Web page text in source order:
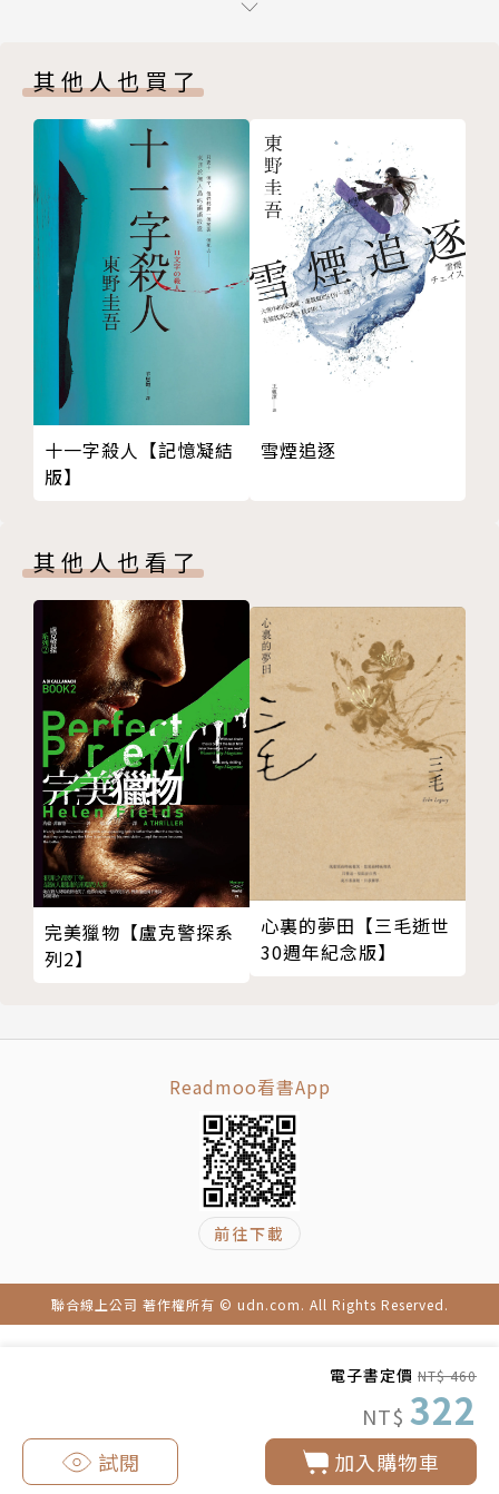
電子書定價 NT$ 460
NT$ 322
加入購物車
試閱
死去大狗的眼睛裡，還清楚映照著抱著《侯鳥的秘
密》、緊捏襯衫下擺的我的身影，遲遲不消。我就像祭
獻一樣，被關在那裡面。許多孩子們中只有我被挑中，
有了屬於自己的地方，哪裡也去不了。就跟變成冰雕的
驢子木乃伊、在耳朵凹處築巢的侯鳥、還是胎兒的弟弟
一樣，我們都是被特別挑選的。〈運送祭獻的狗〉
作者簡介
小川洋子 Yoko Ogawa
一九六二年出生於岡山市。早稻田大學第一文學院畢
業。一九八八年以〈毀滅鳳蝶的時候〉獲海燕新人文學
《博士熱愛的算式》獲讀賣文學獎、書店大獎，同年
《婆羅門的埋葬》獲泉鏡花文學獎。二○○六年《米娜
的行進》獲谷崎潤一郎獎。二○○七年獲頒法國藝術文
化勳章騎士勳位。二○一三年以《小鳥》獲得藝術選獎
文部科學大臣獎。二○二○年以《小箱》獲得野間文藝
獎。二○二一年榮獲紫綬褒章。另著有《約定好的移
動》（暫譯）、《節制的打盹》（暫譯）等，等多部作
品。
譯者簡介
黃毓婷
是「黑暗，也是一種力量」。電子信箱:niyachoco@g
自由口筆譯工作者。譯作多數為文學小說、人文作品，
臉書專頁：譯窩豐 www.facebook.com/interjptw
其他人也買了
十一字殺人【記憶凝結
版】
雪煙追逐
其他人也看了
完美獵物【盧克警探系
列2】
心裏的夢田【三毛逝世
30週年紀念版】
Readmoo看書App
前往下載
聯合線上公司 著作權所有 © udn.com. All Rights Reserved.